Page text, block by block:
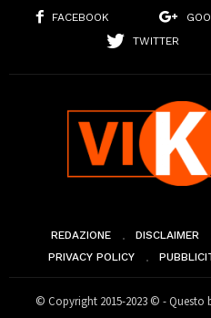
FACEBOOK
TWITTER
REDAZIONE DISCLAIMER
PRIVACY POLICY
© Copyright 2015-2023 © - Questo